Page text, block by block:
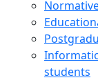
students